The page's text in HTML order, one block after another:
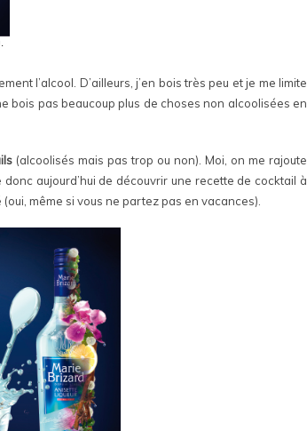
l’alcool. D’ailleurs, j’en bois très peu et je me limite
bois pas beaucoup plus de choses non alcoolisées en
(alcoolisés mais pas trop ou non). Moi, on me rajoute
aujourd’hui de découvrir une recette de cocktail à
même si vous ne partez pas en vacances).